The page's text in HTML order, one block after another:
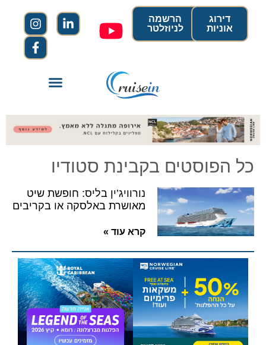
הרשמה
לניוזלטר
דירוג
אוניות
כל הפוסטים בקבינת סטודיו
נורוויג’ין בליס: חופשת שיט
מאושרת באלסקה או בקריבים
קרא עוד »